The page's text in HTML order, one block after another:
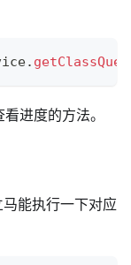
.
进度的方法。
能执行一下对应